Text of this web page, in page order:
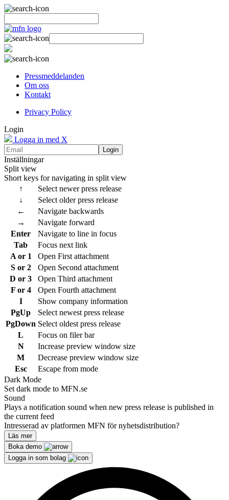
Pressmeddelanden
Om oss
Kontakt
Privacy Policy
Login
Logga in med X
Login
Inställningar
Split view
Short keys for navigating in split view
↑
Select newer press release
↓
Select older press release
←
Navigate backwards
→
Navigate forward
Enter
Navigate to line in focus
Tab
Focus next link
A or 1
Open First attachment
S or 2
Open Second attachment
D or 3
Open Third attachment
F or 4
Open Fourth attachment
I
Show company information
PgUp
Select newest press release
PgDown Select oldest press release
L
Focus on filer bar
N
Increase preview window size
M
Decrease preview window size
Esc
Escape from mode
Dark Mode
Set dark mode to MFN.se
Sound
Plays a notification sound when new press release is published in
the current feed
Intresserad av platformen MFN för nyhetsdistribution?
Läs mer
Boka demo
Logga in som bolag